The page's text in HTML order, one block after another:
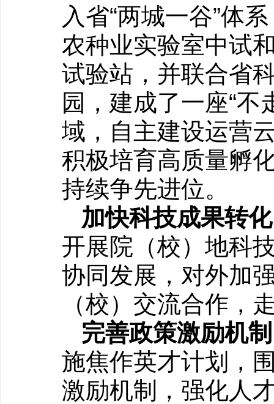
入省“两城一谷”体
农种业实验室中试
试验站，并联合省
园，建成了一座“
域，自主建设运营
积极培育高质量孵
持续争先进位。
加快科技成果转
开展院（校）地科
协同发展，对外加
（校）交流合作，
完善政策激励机
施焦作英才计划，
激励机制，强化人